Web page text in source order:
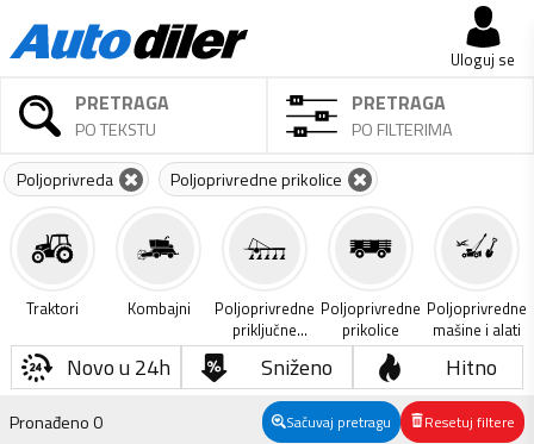
Uloguj se
PRETRAGA
PO TEKSTU
PRETRAGA
PO FILTERIMA
Poljoprivreda Poljoprivredne prikolice
Traktori Kombajni
Poljoprivredne
priključne
mašine
Poljoprivredne
prikolice
Poljoprivredne
mašine i alati
Novo u 24h Sniženo Hitno
Pronađeno0 Sačuvaj pretragu Resetuj filtere